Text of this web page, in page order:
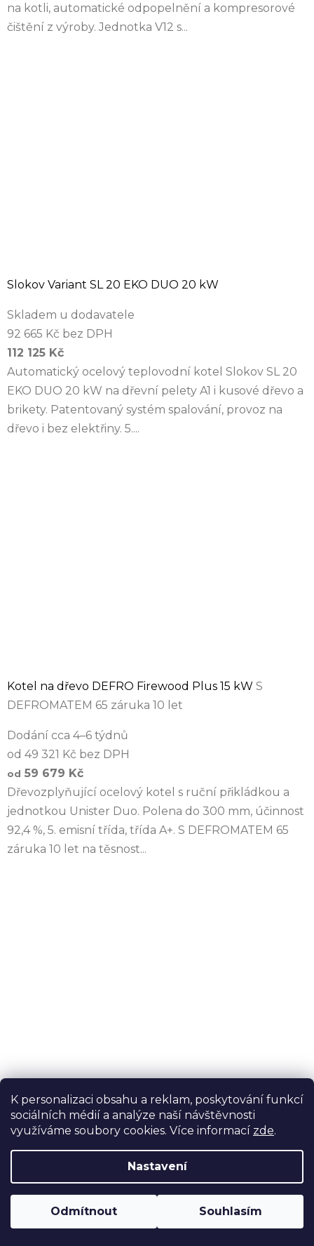
K personalizaci obsahu a reklam, poskytování funkcí
sociálních médií a analýze naší návštěvnosti
využíváme soubory cookies. Více informací zde.
Nastavení
Odmítnout Souhlasím
na kotli, automatické odpopelnění a kompresorové
čištění z výroby. Jednotka V12 s...
Slokov Variant SL 20 EKO DUO 20 kW
Skladem u dodavatele
92 665 Kč bez DPH
112 125 Kč
Automatický ocelový teplovodní kotel Slokov SL 20
EKO DUO 20 kW na dřevní pelety A1 i kusové dřevo a
brikety. Patentovaný systém spalování, provoz na
dřevo i bez elektřiny. 5....
Kotel na dřevo DEFRO Firewood Plus 15 kW S
DEFROMATEM 65 záruka 10 let
Dodání cca 4–6 týdnů
od 49 321 Kč bez DPH
od 59 679 Kč
Dřevozplyňující ocelový kotel s ruční přikládkou a
jednotkou Unister Duo. Polena do 300 mm, účinnost
92,4 %, 5. emisní třída, třída A+. S DEFROMATEM 65
záruka 10 let na těsnost...
Slokov Variant SL 15 EKO DUO 16 kW
Skladem u dodavatele
91 240 Kč bez DPH
Automatický ocelový teplovodní kotel Slokov SL 15
EKO DUO 16 kW na dřevní pelety A1 i kusové dřevo a
brikety. Patentovaný systém spalování, provoz na